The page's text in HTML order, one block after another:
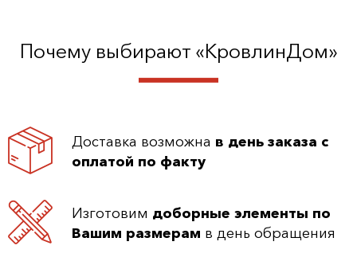
Почему выбирают «КровлинДом»
Доставка возможна в день заказа с
оплатой по факту
Изготовим доборные элементы по
Вашим размерам в день обращения